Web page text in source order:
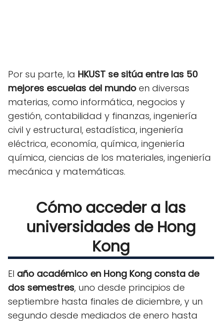
Por su parte, la HKUST se sitúa entre las 50
mejores escuelas del mundo en diversas
materias, como informática, negocios y
gestión, contabilidad y finanzas, ingeniería
civil y estructural, estadística, ingeniería
eléctrica, economía, química, ingeniería
química, ciencias de los materiales, ingeniería
mecánica y matemáticas.
Cómo acceder a las
universidades de Hong
Kong
El año académico en Hong Kong consta de
dos semestres, uno desde principios de
septiembre hasta finales de diciembre, y un
segundo desde mediados de enero hasta